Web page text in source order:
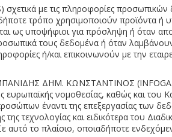
με τις πληροφορίες
τρόπο χρησιμοποιούν προϊόντα ή
ως υποψήφιοι για πρόσληψη ή όταν
τους δεδομένα ή όταν
ή/και επικοινωνούν με την
ΔΗΜ. ΚΩΝΣΤΑΝΤΙΝΟΣ
ευρωπαϊκής νομοθεσίας, καθώς και του
έναντι της επεξεργασίας των
τεχνολογίας και ειδικότερα του
αυτό το πλαίσιο, οποιαδήποτε